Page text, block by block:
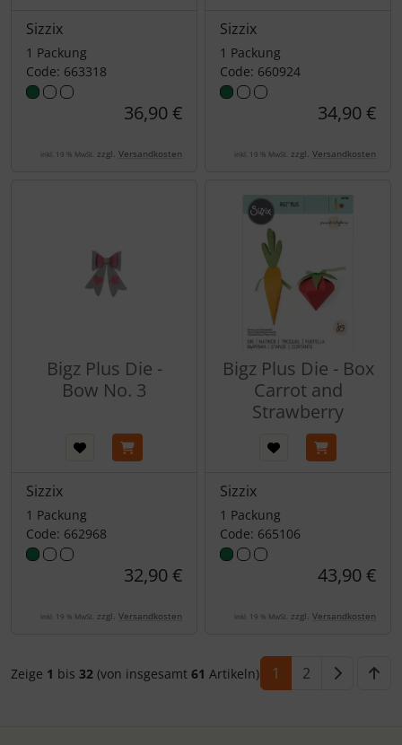
Sizzix
1 Packung
Code: 663318
36,90 €
inkl. 19 % MwSt. zzgl. Versandkosten
Sizzix
1 Packung
Code: 660924
34,90 €
inkl. 19 % MwSt. zzgl. Versandkosten
Bigz Plus Die -
Bow No. 3
Sizzix
1 Packung
Code: 662968
32,90 €
inkl. 19 % MwSt. zzgl. Versandkosten
Bigz Plus Die - Box
Carrot and
Strawberry
Sizzix
1 Packung
Code: 665106
43,90 €
inkl. 19 % MwSt. zzgl. Versandkosten
Zeige 1 bis32 (von insgesamt61 Artikeln) 1 2